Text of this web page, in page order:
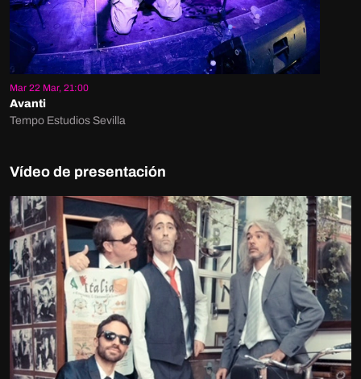
Mar 22 Mar, 21:00
Avanti
Tempo Estudios Sevilla
Vídeo de presentación